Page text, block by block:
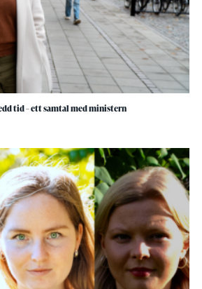
tid – ett samtal med ministern